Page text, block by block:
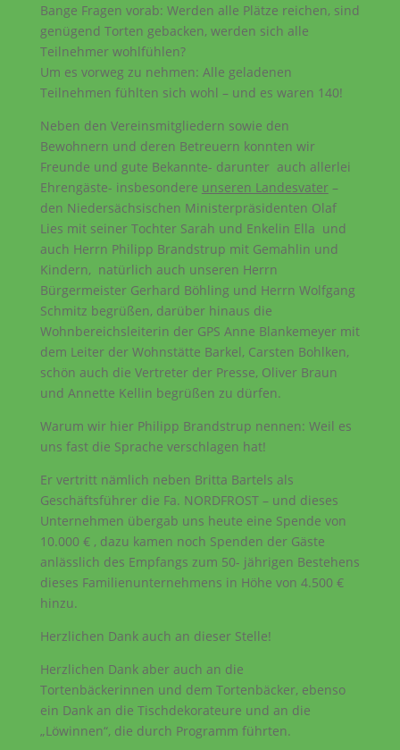
Bange Fragen vorab: Werden alle Plätze reichen, sind
genügend Torten gebacken, werden sich alle
Teilnehmer wohlfühlen?
Um es vorweg zu nehmen: Alle geladenen
Teilnehmen fühlten sich wohl – und es waren 140!
Neben den Vereinsmitgliedern sowie den
Bewohnern und deren Betreuern konnten wir
Freunde und gute Bekannte- darunter auch allerlei
Ehrengäste- insbesondere unseren Landesvater–
den Niedersächsischen Ministerpräsidenten Olaf
Lies mit seiner Tochter Sarah und Enkelin Ella und
auch Herrn Philipp Brandstrup mit Gemahlin und
Kindern, natürlich auch unseren Herrn
Bürgermeister Gerhard Böhling und Herrn Wolfgang
Schmitz begrüßen, darüber hinaus die
Wohnbereichsleiterin der GPS Anne Blankemeyer mit
dem Leiter der Wohnstätte Barkel, Carsten Bohlken,
schön auch die Vertreter der Presse, Oliver Braun
und Annette Kellin begrüßen zu dürfen.
Warum wir hier Philipp Brandstrup nennen: Weil es
uns fast die Sprache verschlagen hat!
Er vertritt nämlich neben Britta Bartels als
Geschäftsführer die Fa. NORDFROST – und dieses
Unternehmen übergab uns heute eine Spende von
10.000 € , dazu kamen noch Spenden der Gäste
anlässlich des Empfangs zum 50- jährigen Bestehens
dieses Familienunternehmens in Höhe von 4.500 €
hinzu.
Herzlichen Dank auch an dieser Stelle!
Herzlichen Dank aber auch an die
Tortenbäckerinnen und dem Tortenbäcker, ebenso
ein Dank an die Tischdekorateure und an die
„Löwinnen“, die durch Programm führten.